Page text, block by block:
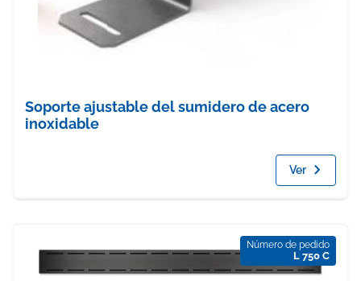
Soporte ajustable del sumidero de acero
inoxidable
Ver
Número de pedido
L 750 C